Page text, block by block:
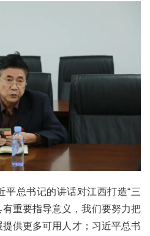
平总书记的讲话对江西打造“三
有重要指导意义，我们要努力把
供更多可用人才；习近平总书